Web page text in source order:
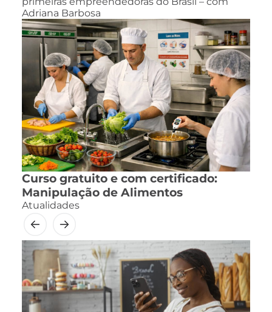
Adriana Barbosa
Curso gratuito e com certificado:
Manipulação de Alimentos
Atualidades